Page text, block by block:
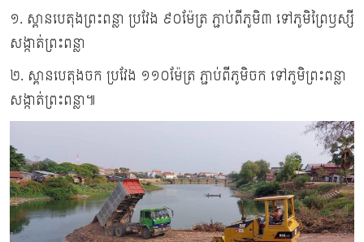
១. ស្ពានបេតុងព្រះពន្លា ប្រវែង ៩០ម៉ែត្រ ភ្ជាប់ពីភូមិ៣ ទៅភូមិព្រៃឫស្សី
សង្កាត់ព្រះពន្លា
២. ស្ពានបេតុងចក ប្រវែង ១១០ម៉ែត្រ ភ្ជាប់ពីភូមិចក ទៅភូមិព្រះពន្លា
សង្កាត់ព្រះពន្លា៕